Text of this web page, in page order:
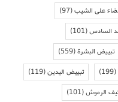
على الشيب(97)
السادس(101)
تبييض البشرة(559)
(199) تبييض اليدين(119)
الرموش(101)